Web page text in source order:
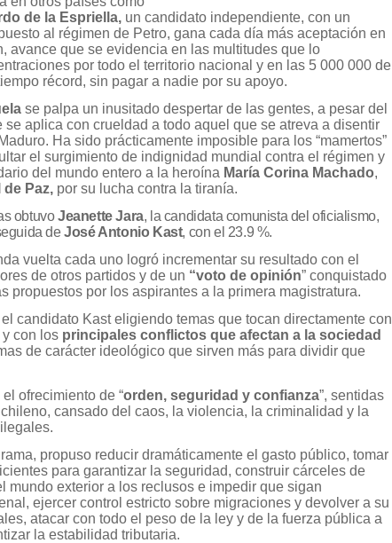
de la Espriella, un candidato independiente, con un
al régimen de Petro, gana cada día más aceptación en
avance que se evidencia en las multitudes que lo
por todo el territorio nacional y en las 5 000 000 de
récord, sin pagar a nadie por su apoyo.
se palpa un inusitado despertar de las gentes, a pesar del
se aplica con crueldad a todo aquel que se atreva a disentir
Ha sido prácticamente imposible para los “mamertos”
el surgimiento de indignidad mundial contra el régimen y
del mundo entero a la heroína María Corina Machado,
de Paz, por su lucha contra la tiranía.
obtuvoJeanette Jara, la candidata comunista del oficialismo,
deJosé Antonio Kast, con el 23.9 %.
vuelta cada uno logró incrementar su resultado con el
de otros partidos y de un “voto de opinión” conquistado
propuestos por los aspirantes a la primera magistratura.
candidato Kast eligiendo temas que tocan directamente con
y con los principales conflictos que afectan a la sociedad
de carácter ideológico que sirven más para dividir que
ofrecimiento de “orden, seguridad y confianza”, sentidas
cansado del caos, la violencia, la criminalidad y la
propuso reducir dramáticamente el gasto público, tomar
para garantizar la seguridad, construir cárceles de
mundo exterior a los reclusos e impedir que sigan
ejercer control estricto sobre migraciones y devolver a su
atacar con todo el peso de la ley y de la fuerza pública a
la estabilidad tributaria.